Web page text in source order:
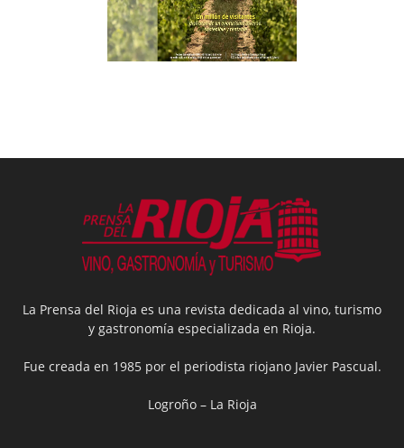
La Prensa del Rioja es una revista dedicada al vino, turismo
y gastronomía especializada en Rioja.
Fue creada en 1985 por el periodista riojano Javier Pascual.
Logroño – La Rioja